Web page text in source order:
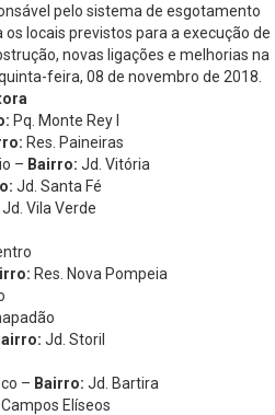
pelo sistema de esgotamento
locais previstos para a execução de
novas ligações e melhorias na
feira, 08 de novembro de 2018.
Pq. Monte Rey I
Res. Paineiras
– Bairro: Jd. Vitória
Jd. Santa Fé
Jd. Vila Verde
Res. Nova Pompeia
Jd. Storil
– Bairro: Jd. Bartira
Elíseos